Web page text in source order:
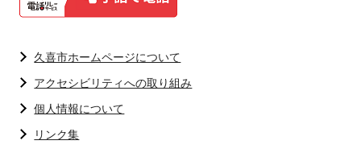
久喜市ホームページについて
アクセシビリティへの取り組み
個人情報について
リンク集